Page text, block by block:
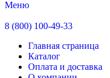
Меню
8 (800) 100-49-33
Главная страница
Каталог
Оплата и доставка